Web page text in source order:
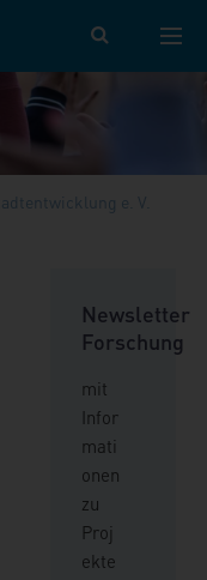
e. V.
Newsletter
Forschung
mit
Infor
mati
onen
zu
Proj
ekte